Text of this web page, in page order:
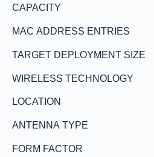
CAPACITY
MAC ADDRESS ENTRIES
TARGET DEPLOYMENT SIZE
WIRELESS TECHNOLOGY
LOCATION
ANTENNA TYPE
FORM FACTOR